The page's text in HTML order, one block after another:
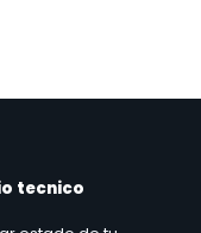
tecnico